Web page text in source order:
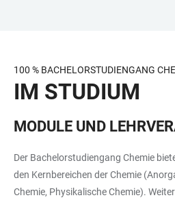
BARRIEREFREIHEIT
100 % BACHELORSTUDIENGANG
IM STUDIUM
MODULE UND
Der Bachelorstudiengang Chemie
den Kernbereichen der Chemie
Chemie, Physikalische Chemie).